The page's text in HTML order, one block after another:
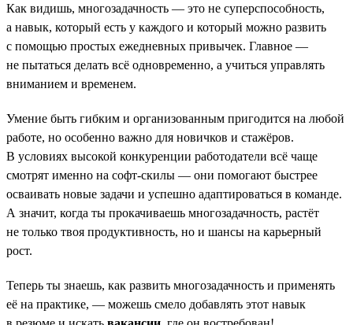
Как видишь, многозадачность — это не суперспособность,
а навык, который есть у каждого и который можно развить
с помощью простых ежедневных привычек. Главное —
не пытаться делать всё одновременно, а учиться управлять
вниманием и временем.
Умение быть гибким и организованным пригодится на любой
работе, но особенно важно для новичков и стажёров.
В условиях высокой конкуренции работодатели всё чаще
смотрят именно на софт-скилы — они помогают быстрее
осваивать новые задачи и успешно адаптироваться в команде.
А значит, когда ты прокачиваешь многозадачность, растёт
не только твоя продуктивность, но и шансы на карьерный
рост.
Теперь ты знаешь, как развить многозадачность и применять
её на практике, — можешь смело добавлять этот навык